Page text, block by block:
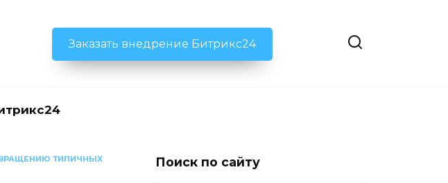
Заказать внедрение Битрикс24
ТИПИЧНЫХ
Поиск по сайту